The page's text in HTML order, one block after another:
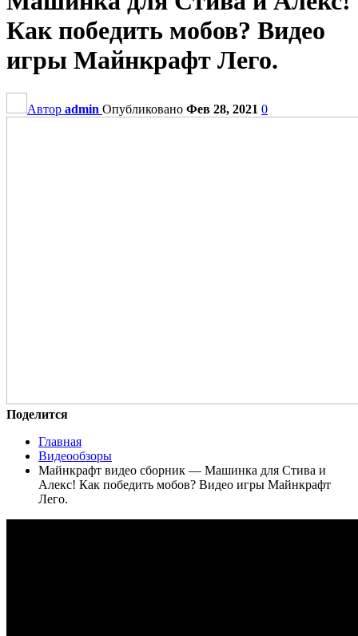
Как победить мобов? Видео
игры Майнкрафт Лего.
Автор admin Опубликовано Фев 28, 2021 0
Поделится
Главная
Видеообзоры
Майнкрафт видео сборник — Машинка для Стива и
Алекс! Как победить мобов? Видео игры Майнкрафт
Лего.